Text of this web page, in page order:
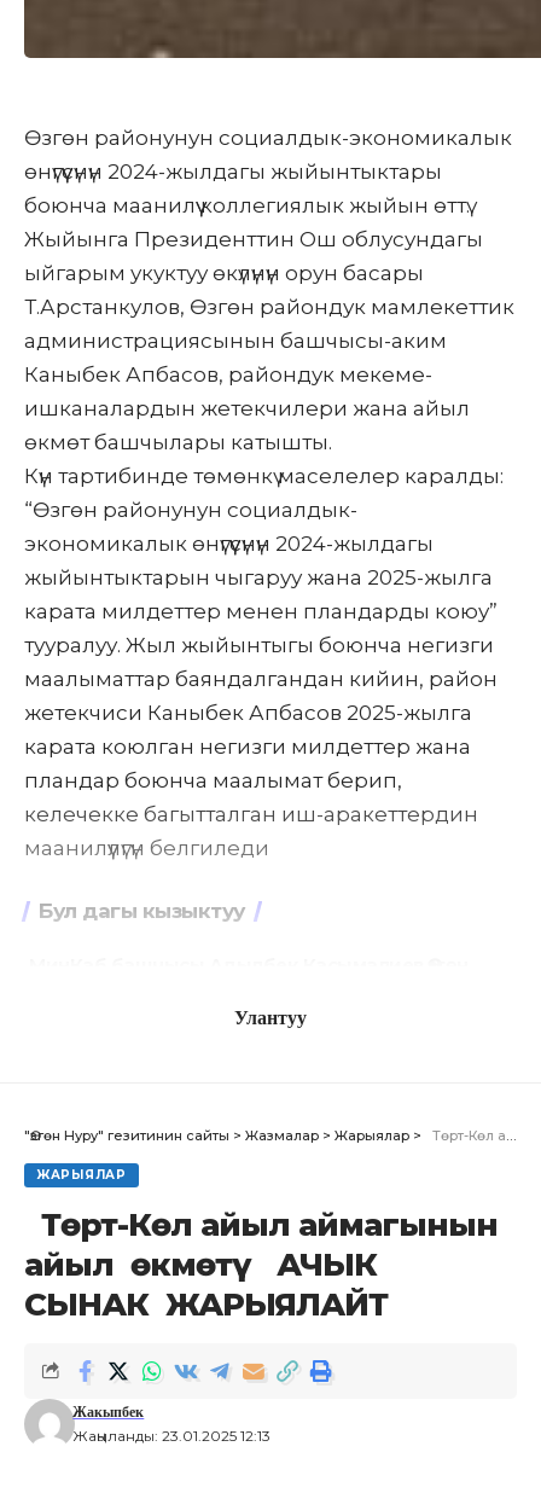
Өзгөн районунун социалдык-экономикалык
өнүгүүсүнүн 2024-жылдагы жыйынтыктары
боюнча маанилүү коллегиялык жыйын өттү.
Жыйынга Президенттин Ош облусундагы
ыйгарым укуктуу өкүлүнүн орун басары
Т.Арстанкулов, Өзгөн райондук мамлекеттик
администрациясынын башчысы-аким
Каныбек Апбасов, райондук мекеме-
ишканалардын жетекчилери жана айыл
өкмөт башчылары катышты.
Күн тартибинде төмөнкү маселелер каралды:
“Өзгөн районунун социалдык-
экономикалык өнүгүүсүнүн 2024-жылдагы
жыйынтыктарын чыгаруу жана 2025-жылга
карата милдеттер менен пландарды коюу”
тууралуу. Жыл жыйынтыгы боюнча негизги
маалыматтар баяндалгандан кийин, район
жетекчиси Каныбек Апбасов 2025-жылга
карата коюлган негизги милдеттер жана
пландар боюнча маалымат берип,
келечекке багытталган иш-аракеттердин
маанилүүлүгүн белгиледи
Бул дагы кызыктуу
Жылалды орто мектебинин ачылышына
ЭЛДИК ЖЫЙЫН ӨЗГӨН ШААРЫНДА ӨТТҮ
Ош облусунун башчысы Өзгөн районундагы бир
ишмердүүлүгү менен таанышты
Facebook
Улантуу
"Өзгөн Нуру" гезитинин сайты > Жазмалар > Жарыялар > Төрт-Көл айыл аймагынын айыл өкмөтү АЧЫК СЫНАК ЖАРЫЯЛАЙТ
ЖАРЫЯЛАР
Төрт-Көл айыл аймагынын
айыл өкмөтү АЧЫК
СЫНАК ЖАРЫЯЛАЙТ
Жаңыланды: 23.01.2025 12:13
Жакыпбек